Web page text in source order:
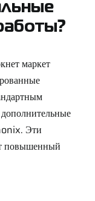
маркет
Эти
повышенный